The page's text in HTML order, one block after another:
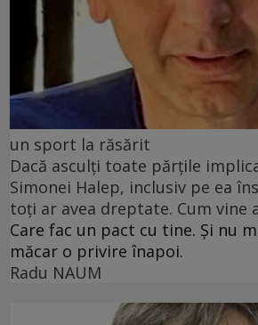
un sport la răsărit
Dacă asculți toate părțile
Simonei Halep, inclusiv pe ea
toți ar avea dreptate. Cum vine
Care fac un pact cu tine. Și nu
măcar o privire înapoi.
Radu NAUM